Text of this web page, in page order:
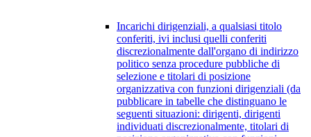
Incarichi dirigenziali, a qualsiasi titolo
conferiti, ivi inclusi quelli conferiti
discrezionalmente dall'organo di indirizzo
politico senza procedure pubbliche di
selezione e titolari di posizione
organizzativa con funzioni dirigenziali (da
pubblicare in tabelle che distinguano le
seguenti situazioni: dirigenti, dirigenti
individuati discrezionalmente, titolari di